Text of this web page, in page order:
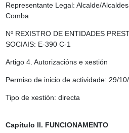
Representante Legal: Alcalde/
Comba
Nº REXISTRO DE ENTIDADES
SOCIAIS: E-390 C-1
Artigo 4. Autorizacións e xestión
Permiso de inicio de actividade: 29/
Tipo de xestión: directa
Capítulo II. FUNCIONAMENTO